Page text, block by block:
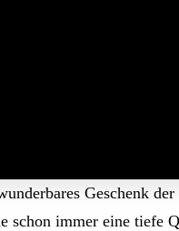
Geschenk
schon immer eine tiefe